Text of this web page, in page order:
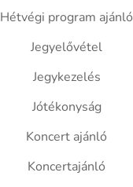
Hétvégi program ajánló
Jegyelővétel
Jegykezelés
Jótékonyság
Koncert ajánló
Koncertajánló